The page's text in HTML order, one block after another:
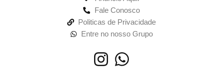
Fale Conosco
Politicas de Privacidade
Entre no nosso Grupo